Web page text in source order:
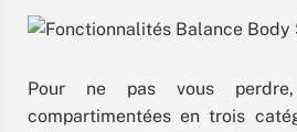
Pour ne pas vous
compartimentées en trois